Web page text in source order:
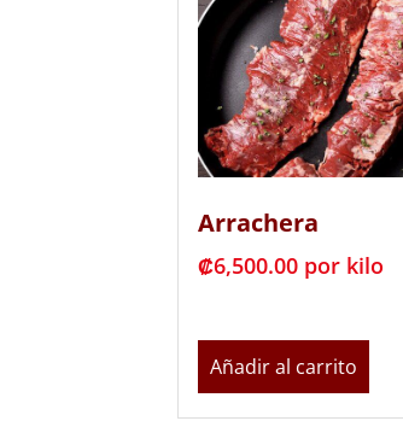
Arrachera
₡6,500.00 por kilo
Añadir al carrito